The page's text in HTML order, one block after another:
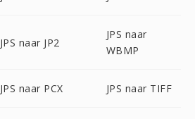
JPS naar JP2
JPS naar
WBMP
JPS naar PCX JPS naar TIFF